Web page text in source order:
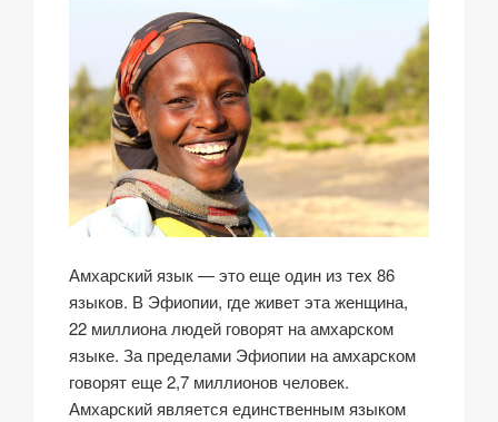
Амхарский язык — это еще один из тех 86
языков. В Эфиопии, где живет эта женщина,
22 миллиона людей говорят на амхарском
языке. За пределами Эфиопии на амхарском
говорят еще 2,7 миллионов человек.
Амхарский является единственным языком